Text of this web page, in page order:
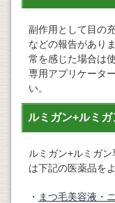
副作用として目の
などの報告があり
常を感じた場合は
専用アプリケータ
い。
ルミガン+ルミ
ルミガン+ルミガ
は下記の医薬品を
・ まつ毛美容液・